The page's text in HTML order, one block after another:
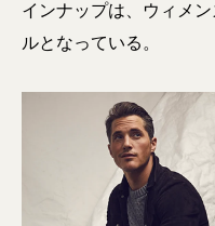
インナップは、ウィメ
ルとなっている。